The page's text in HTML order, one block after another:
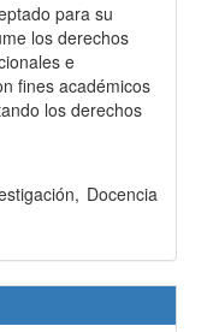
para su
los derechos
e
fines académicos
los derechos
Docencia